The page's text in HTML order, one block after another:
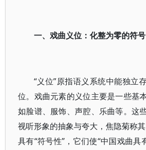
一、戏曲义位：化整为零的符号
“义位”原指语义系统中能独立
位。戏曲元素的义位主要是一些基
如脸谱、服饰、声腔、乐曲等。这
视听形象的抽象与夸大，焦隐菊称其
具有“符号性”，它们使“中国戏曲